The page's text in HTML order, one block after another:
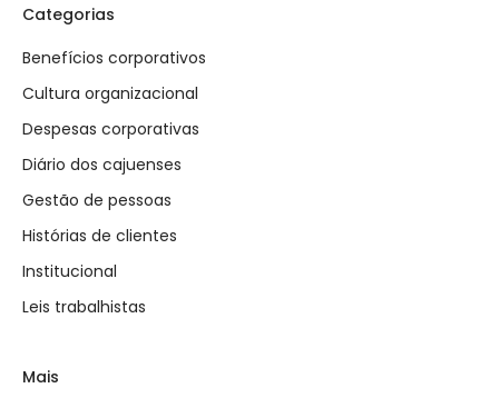
Categorias
Benefícios corporativos
Cultura organizacional
Despesas corporativas
Diário dos cajuenses
Gestão de pessoas
Histórias de clientes
Institucional
Leis trabalhistas
Mais